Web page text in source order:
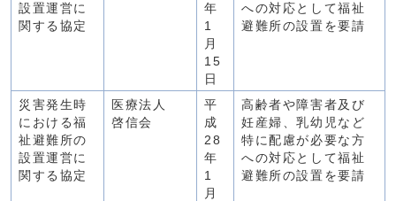
設置運営に
関する協定
年
1
月
15
日
への対応として福祉
避難所の設置を要請
災害発生時
における福
祉避難所の
設置運営に
関する協定
医療法人
啓信会
平
成
28
年
1
月
高齢者や障害者及び
妊産婦、乳幼児など
特に配慮が必要な方
への対応として福祉
避難所の設置を要請